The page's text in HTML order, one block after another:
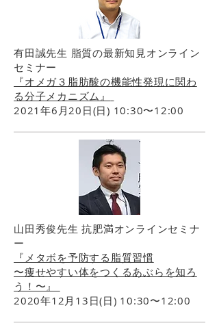
有田誠先生 脂質の最新知見オンライン
セミナー
『オメガ３脂肪酸の機能性発現に関わ
る分子メカニズム』
2021年6月20日(日) 10:30〜12:00
山田秀俊先生 抗肥満オンラインセミナ
ー
『メタボを予防する脂質習慣
〜痩せやすい体をつくるあぶらを知ろ
う！〜』
2020年12月13日(日) 10:30〜12:00